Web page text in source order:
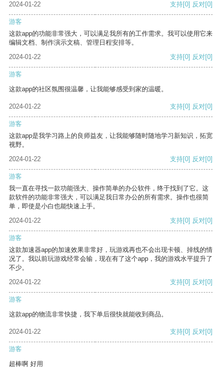
2024-01-22
支持[0] 反对[0]
游客
这款app的功能非常强大，可以满足我所有的工作需求。我可以使用它来
编辑文档、制作演示文稿、管理日程安排等。
2024-01-22
支持[0] 反对[0]
游客
这款app的社区氛围很温馨，让我能够感受到家的温暖。
2024-01-22 支持[0] 反对[0]
游客
这款app是我学习路上的良师益友，让我能够随时随地学习新知识，拓宽
视野。
2024-01-22
支持[0] 反对[0]
游客
我一直在寻找一款功能强大、操作简单的办公软件，终于找到了它。这
款软件的功能非常强大，可以满足我日常办公的所有需求。操作也很简
单，即使是小白也能快速上手。
2024-01-22
支持[0] 反对[0]
游客
这款加速器app的加速效果非常好，玩游戏再也不会出现卡顿、掉线的情
况了。我以前玩游戏经常会输，现在有了这个app，我的游戏水平提升了
不少。
2024-01-22
支持[0] 反对[0]
游客
这款app的物流非常快捷，我下单后很快就能收到商品。
2024-01-22 支持[0] 反对[0]
游客
超棒啊 好用